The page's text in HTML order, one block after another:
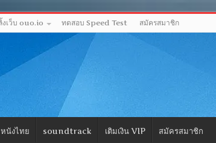
งเว็บ ouo.io ทดสอบ Speed Test สมัครสมาชิก
หนังไทย soundtrack เติมเงิน VIP สมัครสมาชิก